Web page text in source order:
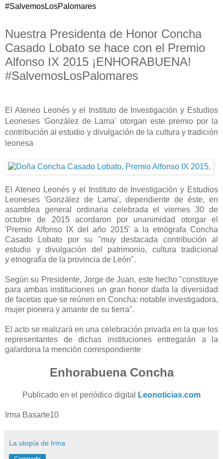
#SalvemosLosPalomares
Nuestra Presidenta de Honor Concha
Casado Lobato se hace con el Premio
Alfonso IX 2015 ¡ENHORABUENA!
#SalvemosLosPalomares
El Ateneo Leonés y el Instituto de Investigación y Estudios
Leoneses 'González de Lama' otorgan este premio por la
contribución al estudio y divulgación de la cultura y tradición
leonesa
El Ateneo Leonés y el Instituto de Investigación y Estudios
Leoneses 'González de Lama', dependiente de éste, en
asamblea general ordinaria celebrada el viernes 30 de
octubre de 2015 acordaron por unanimidad otorgar el
'Premio Alfonso IX del año 2015' a la etnógrafa Concha
Casado Lobato por su "muy destacada contribución al
estudio y divulgación del patrimonio, cultura tradicional
y etnografía de la provincia de León".
Según su Presidente, Jorge de Juan, este hecho "constituye
para ambas instituciones un gran honor dada la diversidad
de facetas que se reúnen en Concha: notable investigadora,
mujer pionera y amante de su tierra".
El acto se realizará en una celebración privada en la que los
representantes de dichas instituciones entregarán a la
galardona la mención correspondiente
Enhorabuena Concha
Publicado en el periódico digital Leonoticias.com
Irma Basarte10
La utopía de Irma